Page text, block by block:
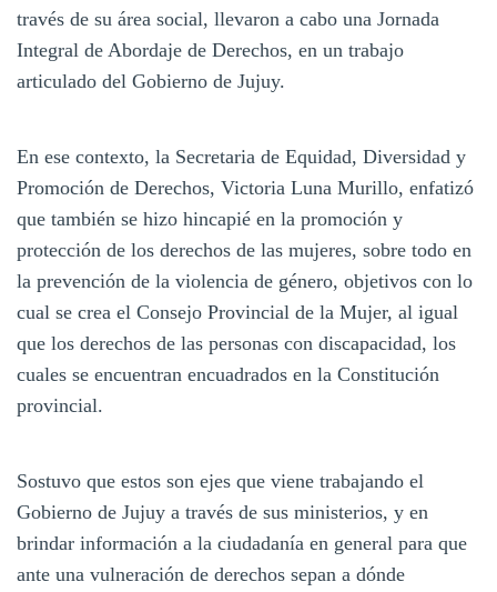
través de su área social, llevaron a cabo una Jornada
Integral de Abordaje de Derechos, en un trabajo
articulado del Gobierno de Jujuy.
En ese contexto, la Secretaria de Equidad, Diversidad y
Promoción de Derechos, Victoria Luna Murillo, enfatizó
que también se hizo hincapié en la promoción y
protección de los derechos de las mujeres, sobre todo en
la prevención de la violencia de género, objetivos con lo
cual se crea el Consejo Provincial de la Mujer, al igual
que los derechos de las personas con discapacidad, los
cuales se encuentran encuadrados en la Constitución
provincial.
Sostuvo que estos son ejes que viene trabajando el
Gobierno de Jujuy a través de sus ministerios, y en
brindar información a la ciudadanía en general para que
ante una vulneración de derechos sepan a dónde